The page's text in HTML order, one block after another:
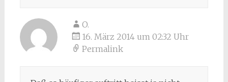
O.
16. März 2014 um 02:32 Uhr
Permalink